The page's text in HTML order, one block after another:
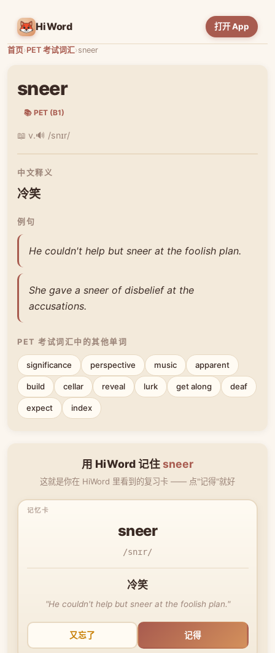
HiWord 打开 App
首页›PET 考试词汇›sneer
sneer
📚 PET (B1)
📖 v.🔊 /snɪr/
中文释义
冷笑
例句
He couldn't help but sneer at the foolish plan.
She gave a sneer of disbelief at the
accusations.
PET 考试词汇中的其他单词
significance perspective music apparent
build cellar reveal lurk get along deaf
expect index
用 HiWord 记住sneer
这就是你在 HiWord 里看到的复习卡 —— 点"记得"就好
sneer
/snɪr/
冷笑
"He couldn't help but sneer at the foolish plan."
又忘了 记得